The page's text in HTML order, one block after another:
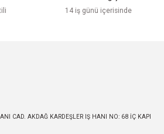
14 iş günü içerisinde
CAD. AKDAĞ KARDEŞLER IŞ HANI NO: 68 İÇ KAPI